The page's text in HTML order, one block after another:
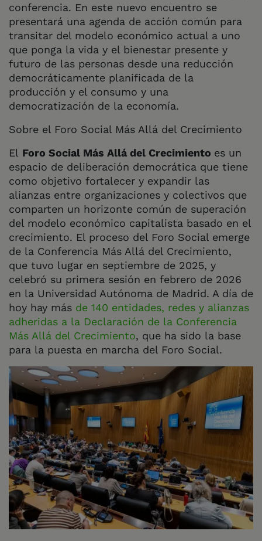
conferencia. En este nuevo encuentro se
presentará una agenda de acción común para
transitar del modelo económico actual a uno
que ponga la vida y el bienestar presente y
futuro de las personas desde una reducción
democráticamente planificada de la
producción y el consumo y una
democratización de la economía.
Sobre el Foro Social Más Allá del Crecimiento
El Foro Social Más Allá del Crecimiento es un
espacio de deliberación democrática que tiene
como objetivo fortalecer y expandir las
alianzas entre organizaciones y colectivos que
comparten un horizonte común de superación
del modelo económico capitalista basado en el
crecimiento. El proceso del Foro Social emerge
de la Conferencia Más Allá del Crecimiento,
que tuvo lugar en septiembre de 2025, y
celebró su primera sesión en febrero de 2026
en la Universidad Autónoma de Madrid. A día de
hoy hay más de 140 entidades, redes y alianzas
adheridas a la Declaración de la Conferencia
Más Allá del Crecimiento, que ha sido la base
para la puesta en marcha del Foro Social.